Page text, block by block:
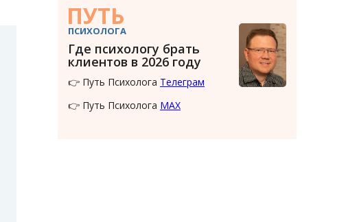
ПУТЬ
ПСИХОЛОГА
Где психологу брать
клиентов в 2026 году
👉 Путь Психолога Телеграм
👉 Путь Психолога MAX